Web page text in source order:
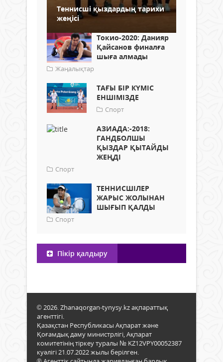
Теннисші қыздардың тарихи
жеңісі
Токио-2020: Данияр
Қайсанов финалға
шыға алмады
Жаңалықтар
ТАҒЫ БІР КҮМІС
ЕНШІМІЗДЕ
Спорт
АЗИАДА:-2018:
ГАНДБОЛШЫ
ҚЫЗДАР ҚЫТАЙДЫ
ЖЕҢДІ
Спорт
ТЕННИСШІЛЕР
ЖАРЫС ЖОЛЫНАН
ШЫҒЫП ҚАЛДЫ
Спорт
Пікір қалдыру
© 2026. Zhanaqorgan-tynysy.kz ақпараттық
агенттігі.
Қазақстан Республикасы Ақпарат және
Қоғамдық даму министрлігі, Ақпарат
комитетінің тіркеу туралы № KZ12VPY00052387
куәлігі 21.07.2022 жылы берілген.